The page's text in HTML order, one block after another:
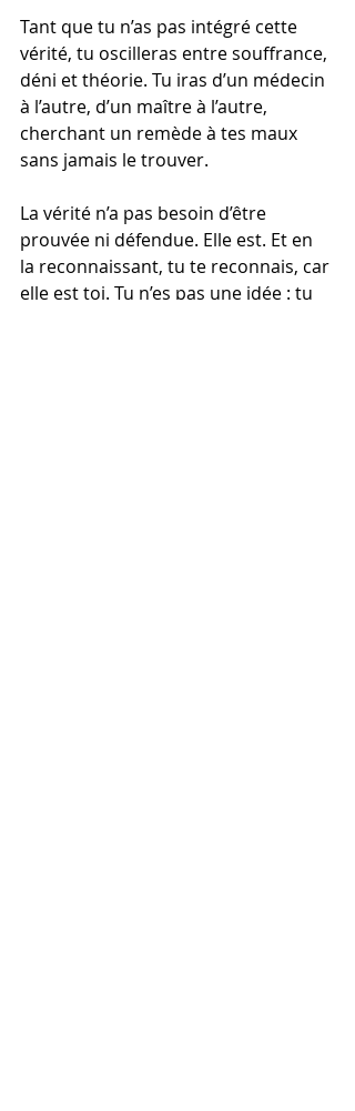
Tant que tu n’as pas intégré cette
vérité, tu oscilleras entre souffrance,
déni et théorie. Tu iras d’un médecin
à l’autre, d’un maître à l’autre,
cherchant un remède à tes maux
sans jamais le trouver.
La vérité n’a pas besoin d’être
prouvée ni défendue. Elle est. Et en
la reconnaissant, tu te reconnais, car
elle est toi. Tu n’es pas une idée : tu